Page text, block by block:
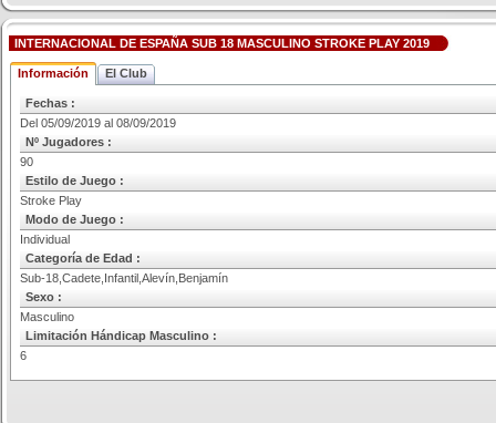
INTERNACIONAL DE ESPAÑA SUB 18 MASCULINO STROKE PLAY 2019
Información El Club
Fechas :
Del 05/09/2019 al 08/09/2019
Nº Jugadores :
90
Estilo de Juego :
Stroke Play
Modo de Juego :
Individual
Categoría de Edad :
Sub-18,Cadete,Infantil,Alevín,Benjamín
Sexo :
Masculino
Limitación Hándicap Masculino :
6